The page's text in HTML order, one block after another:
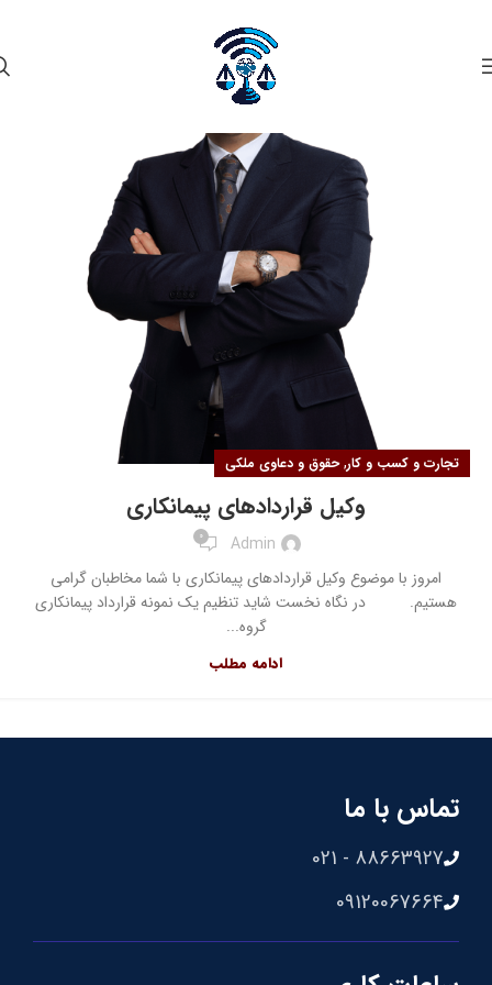
تجارت و کسب و کار,حقوق و دعاوی ملکی
وکیل قراردادهای پیمانکاری
Admin
0
امروز با موضوع وکیل قراردادهای پیمانکاری با شما مخاطبان گرامی
هستیم. در نگاه نخست شاید تنظیم یک نمونه قرارداد پیمانکاری
گروه...
ادامه مطلب
تماس با ما
88663927 - 021
09120067664